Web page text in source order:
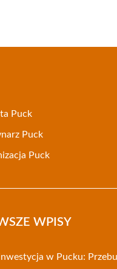
Puck
Puck
Puck
WPISY
w Pucku: